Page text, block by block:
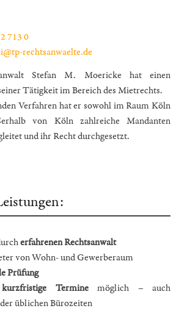
713 0
rechtsanwaelte.de
Stefan M. Moericke hat einen
Tätigkeit im Bereich des Mietrechts.
Verfahren hat er sowohl im Raum Köln
von Köln zahlreiche Mandanten
und ihr Recht durchgesetzt.
erfahrenen Rechtsanwalt
von Wohn- und Gewerberaum
Prüfung
kurzfristige Terminemöglich – auch
üblichen Bürozeiten